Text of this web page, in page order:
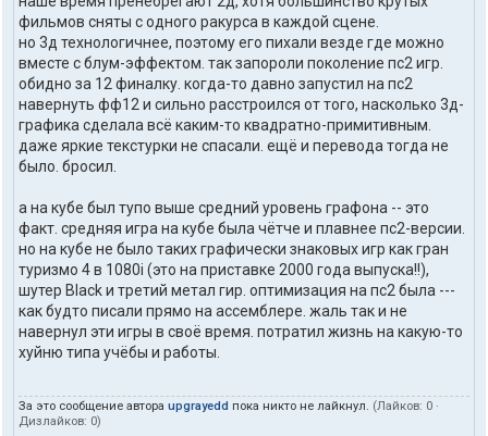
p
g
r
a
y
e
d
d
фильмов сняты с одного ракурса в каждой сцене.
но 3д технологичнее, поэтому его пихали везде где можно
вместе с блум-эффектом. так запороли поколение пс2 игр.
обидно за 12 финалку. когда-то давно запустил на пс2
навернуть фф12 и сильно расстроился от того, насколько 3д-
графика сделала всё каким-то квадратно-примитивным.
даже яркие текстурки не спасали. ещё и перевода тогда не
было. бросил.
а на кубе был тупо выше средний уровень графона -- это
факт. средняя игра на кубе была чётче и плавнее пс2-версии.
но на кубе не было таких графически знаковых игр как гран
туризмо 4 в 1080i (это на приставке 2000 года выпуска!!),
шутер Black и третий метал гир. оптимизация на пс2 была ---
как будто писали прямо на ассемблере. жаль так и не
навернул эти игры в своё время. потратил жизнь на какую-то
хуйню типа учёбы и работы.
За это сообщение автора upgrayedd пока никто не лайкнул. (Лайков: 0 ·
Дизлайков: 0)